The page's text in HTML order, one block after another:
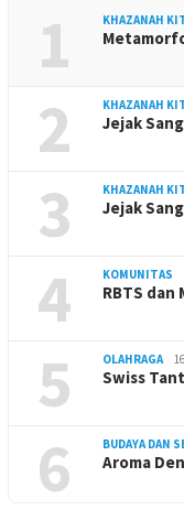
1 KHAZANAH
2 KHAZANAH
Jejak
3 KHAZANAH
Jejak
4 KOMUNITAS
RBTS dan
5 OLAHRAGA
Swiss
6 BUDAYA DAN
Aroma